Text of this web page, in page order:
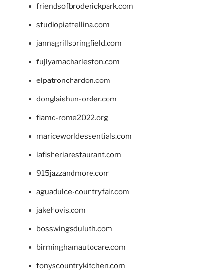
friendsofbroderickpark.com
studiopiattellina.com
jannagrillspringfield.com
fujiyamacharleston.com
elpatronchardon.com
donglaishun-order.com
fiamc-rome2022.org
mariceworldessentials.com
lafisheriarestaurant.com
915jazzandmore.com
aguadulce-countryfair.com
jakehovis.com
bosswingsduluth.com
birminghamautocare.com
tonyscountrykitchen.com